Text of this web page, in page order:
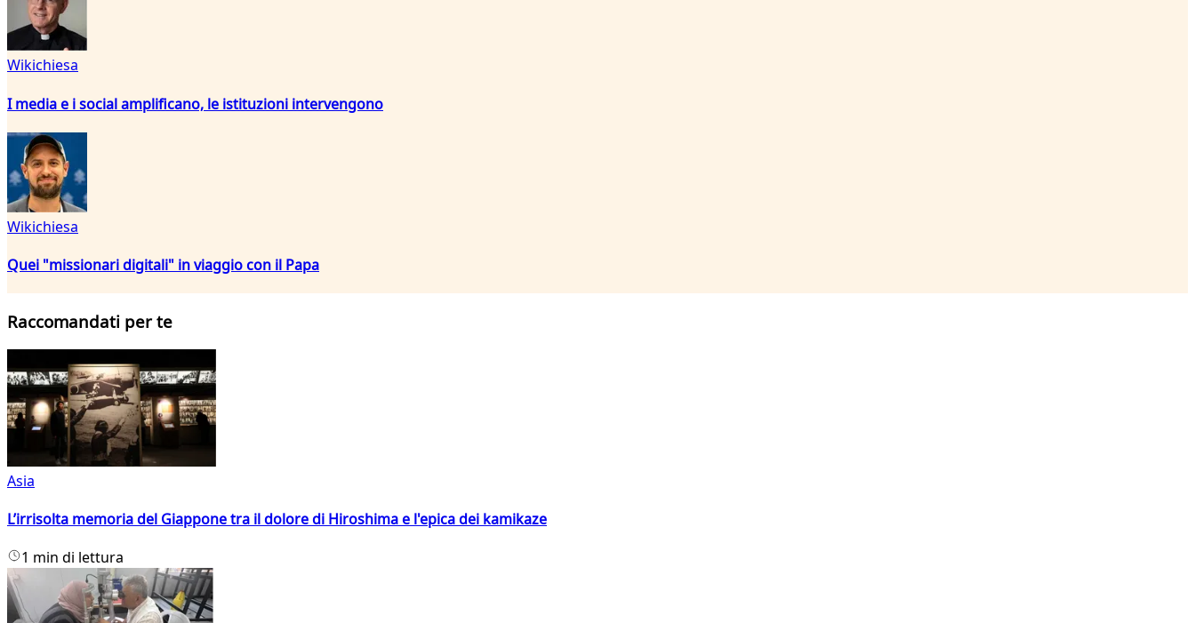
Wikichiesa
I media e i social amplificano, le istituzioni intervengono
Wikichiesa
Quei "missionari digitali" in viaggio con il Papa
Raccomandati per te
Asia
L’irrisolta memoria del Giappone tra il dolore di Hiroshima e l'epica dei kamikaze
1 min di lettura